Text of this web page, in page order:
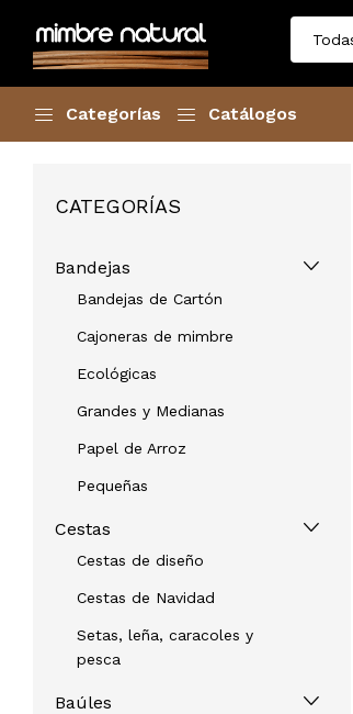
Categorías Catálogos
CATEGORÍAS
Bandejas
Bandejas de Cartón
Cajoneras de mimbre
Ecológicas
Grandes y Medianas
Papel de Arroz
Pequeñas
Cestas
Cestas de diseño
Cestas de Navidad
Setas, leña, caracoles y
pesca
Baúles